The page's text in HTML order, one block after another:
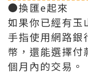
●換匯e起來
如果你已經有玉
手指使用網路銀
幣，還能選擇付
個月內的交易。